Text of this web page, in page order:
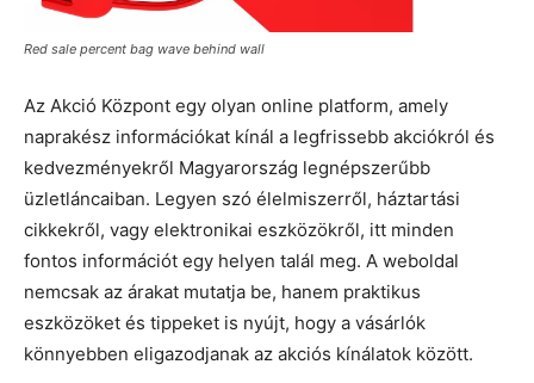
Red sale percent bag wave behind wall
Az Akció Központ egy olyan online platform, amely
naprakész információkat kínál a legfrissebb akciókról és
kedvezményekről Magyarország legnépszerűbb
üzletláncaiban. Legyen szó élelmiszerről, háztartási
cikkekről, vagy elektronikai eszközökről, itt minden
fontos információt egy helyen talál meg. A weboldal
nemcsak az árakat mutatja be, hanem praktikus
eszközöket és tippeket is nyújt, hogy a vásárlók
könnyebben eligazodjanak az akciós kínálatok között.